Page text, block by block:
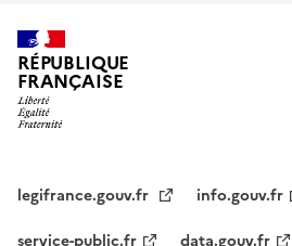
RÉPUBLIQUE
FRANÇAISE
legifrance.gouv.fr
info.gouv.fr
service-public.fr
data.gouv.fr